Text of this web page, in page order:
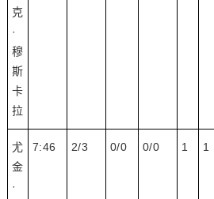
克
·
穆
斯
卡
拉
尤
金
·
7:46 2/3 0/0 0/0 1 1